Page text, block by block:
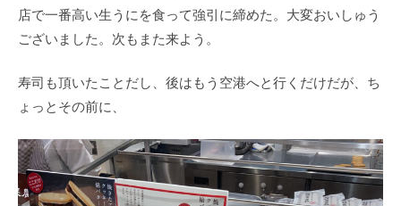
店で一番高い生うにを食って強引に締めた。大変おいしゅう
ございました。次もまた来よう。
寿司も頂いたことだし、後はもう空港へと行くだけだが、ち
ょっとその前に、